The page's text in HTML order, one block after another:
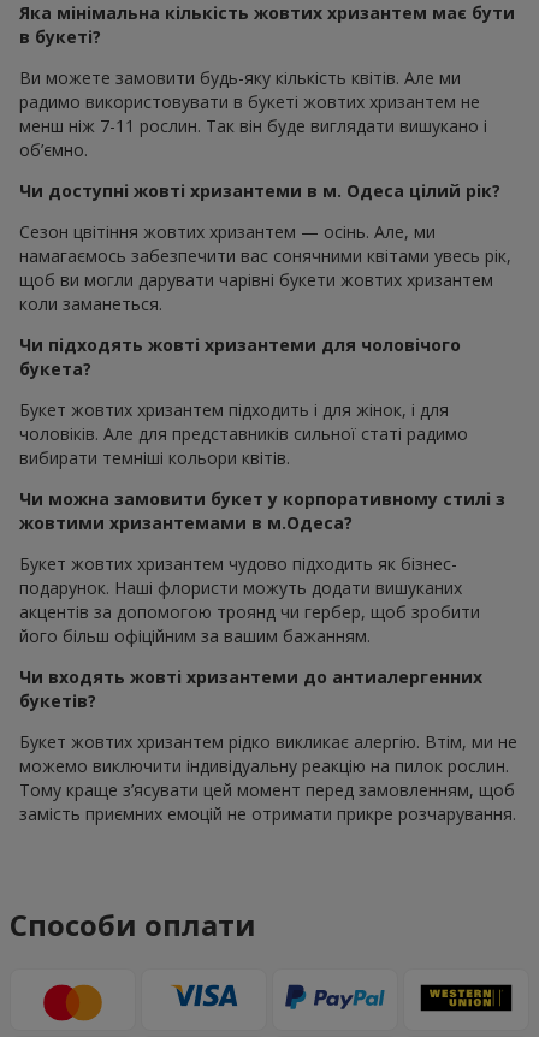
Яка мінімальна кількість жовтих хризантем має бути
в букеті?
Ви можете замовити будь-яку кількість квітів. Але ми
радимо використовувати в букеті жовтих хризантем не
менш ніж 7-11 рослин. Так він буде виглядати вишукано і
об’ємно.
Чи доступні жовті хризантеми в м. Одеса цілий рік?
Сезон цвітіння жовтих хризантем — осінь. Але, ми
намагаємось забезпечити вас сонячними квітами увесь рік,
щоб ви могли дарувати чарівні букети жовтих хризантем
коли заманеться.
Чи підходять жовті хризантеми для чоловічого
букета?
Букет жовтих хризантем підходить і для жінок, і для
чоловіків. Але для представників сильної статі радимо
вибирати темніші кольори квітів.
Чи можна замовити букет у корпоративному стилі з
жовтими хризантемами в м.Одеса?
Букет жовтих хризантем чудово підходить як бізнес-
подарунок. Наші флористи можуть додати вишуканих
акцентів за допомогою троянд чи гербер, щоб зробити
його більш офіційним за вашим бажанням.
Чи входять жовті хризантеми до антиалергенних
букетів?
Букет жовтих хризантем рідко викликає алергію. Втім, ми не
можемо виключити індивідуальну реакцію на пилок рослин.
Тому краще з’ясувати цей момент перед замовленням, щоб
замість приємних емоцій не отримати прикре розчарування.
Способи оплати